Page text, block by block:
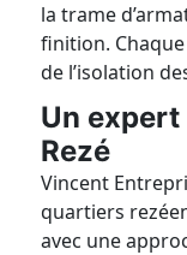
la trame
finition.
de l’isolation
Un
Rezé
Vincent
quartiers
avec une